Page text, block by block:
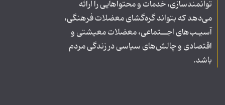
توانمندسازی، خدمات و محتواهایی را ارائه
می‌دهد که بتواند گره‌گشای معضلات فرهنگی،
آسیـب‌های اجــتماعی، معضلات معیشتی و
اقتصادی و چالش‌های سیاسی در زندگی مردم
باشد.